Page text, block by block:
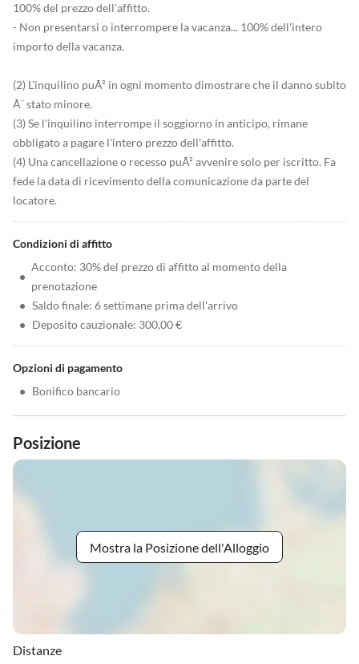
100% del prezzo dell'affitto.
- Non presentarsi o interrompere la vacanza... 100% dell'intero
importo della vacanza.
(2) L'inquilino puÃ² in ogni momento dimostrare che il danno subito
Ã¨ stato minore.
(3) Se l'inquilino interrompe il soggiorno in anticipo, rimane
obbligato a pagare l'intero prezzo dell'affitto.
(4) Una cancellazione o recesso puÃ² avvenire solo per iscritto. Fa
fede la data di ricevimento della comunicazione da parte del
locatore.
Condizioni di affitto
•
Acconto: 30% del prezzo di affitto al momento della
prenotazione
• Saldo finale: 6 settimane prima dell'arrivo
• Deposito cauzionale: 300,00 €
Opzioni di pagamento
• Bonifico bancario
Posizione
Mostra la Posizione dell'Alloggio
Distanze